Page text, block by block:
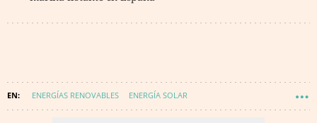
ENERGÍAS RENOVABLES ENERGÍA SOLAR